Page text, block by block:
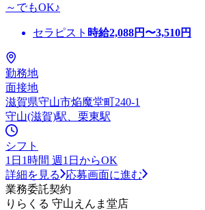
～でもOK♪
セラピスト 時給2,088円〜3,510円
勤務地
面接地
滋賀県守山市焔魔堂町240-1
守山(滋賀)駅、栗東駅
シフト
1日1時間 週1日からOK
詳細を見る
応募画面に進む
業務委託契約
りらくる 守山えんま堂店